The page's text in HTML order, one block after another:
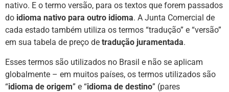
nativo. E o termo versão, para os textos que forem passados
do idioma nativo para outro idioma. A Junta Comercial de
cada estado também utiliza os termos “tradução” e “versão”
em sua tabela de preço de tradução juramentada.
Esses termos são utilizados no Brasil e não se aplicam
globalmente – em muitos países, os termos utilizados são
“idioma de origem” e “idioma de destino” (pares